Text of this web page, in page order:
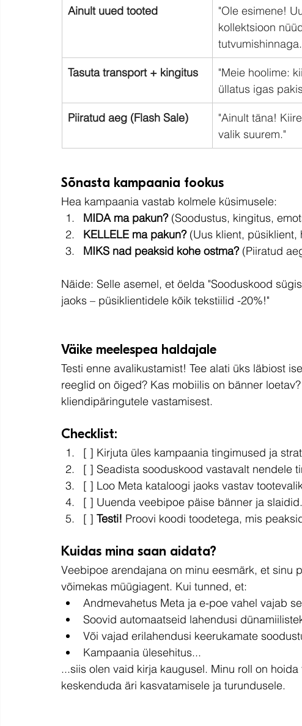
Ainult uued tooted
"Ole esimene!
kollektsioon
Tasuta transport + kingitus
"Meie hoolime:
üllatus igas
Piiratud aeg (Flash Sale)
"Ainult täna!
valik suurem."
Sõnasta kampaania fookus
Hea kampaania vastab kolmele küsimusele:
MIDA ma pakun? (Soodustus, kingitus,
KELLELE ma pakun? (Uus klient, püsiklient,
MIKS nad peaksid kohe ostma? (Piiratud
Näide: Selle asemel, et öelda "Sooduskood
jaoks – püsiklientidele kõik tekstiilid -20%!"
Väike meelespea haldajale
Testi enne avalikustamist! Tee alati üks läbiost
reeglid on õiged? Kas mobiilis on bänner
kliendipäringutele vastamisest.
Checklist:
[ ] Kirjuta üles kampaania tingimused ja
[ ] Seadista sooduskood vastavalt nendele
[ ] Loo Meta kataloogi jaoks vastav
[ ] Uuenda veebipoe päise bänner ja slaidid.
[ ] Testi! Proovi koodi toodetega, mis
Kuidas mina saan aidata?
Veebipoe arendajana on minu eesmärk, et sinu
võimekas müügiagent. Kui tunned, et:
Andmevahetus Meta ja e-poe vahel vajab
Soovid automaatseid lahendusi
Või vajad erilahendusi keerukamate
Kampaania ülesehitus...
...siis olen vaid kirja kaugusel. Minu roll on
keskenduda äri kasvatamisele ja turundusele.